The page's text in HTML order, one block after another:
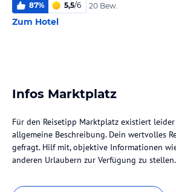
87% 5,5/6 20 Bew.
Zum Hotel
Infos Marktplatz
Für den Reisetipp Marktplatz existiert
allgemeine Beschreibung. Dein wertvolles
gefragt. Hilf mit, objektive Informationen
anderen Urlaubern zur Verfügung zu stellen.